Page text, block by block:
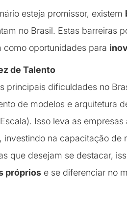
esteja promissor, existem
no Brasil. Estas barreiras
como oportunidades para
de Talento
principais dificuldades no
de modelos e arquitetura
Isso leva as
investindo na capacitação de
que desejam se destacar,
próprios e se diferenciar no